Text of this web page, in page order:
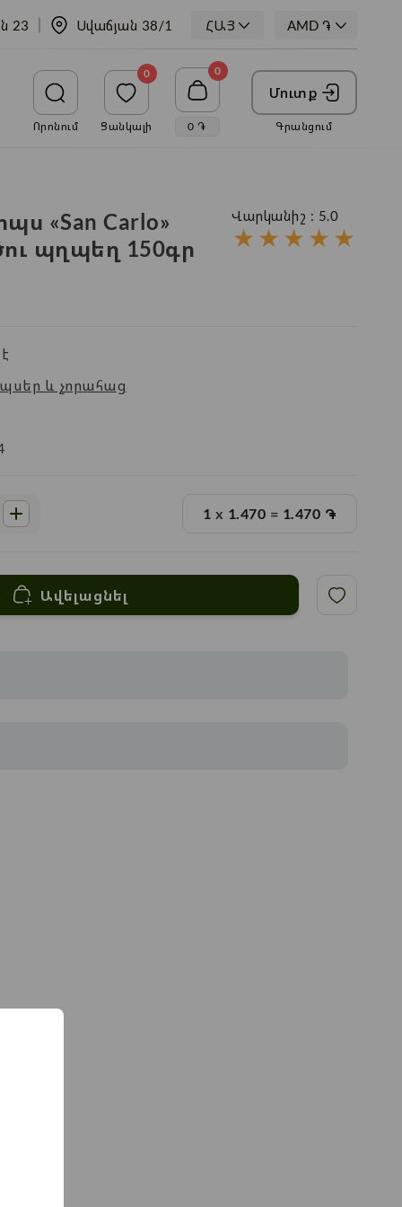
23 Սվաճյան 38/1 ՀԱՅ
Որոնում
0
Ցանկալի
0
0 ֏
Մուտք
Գրանցում
«San Carlo»
պղպեղ 150գր
Վարկանիշ : 5.0
★
★
★
★
★
և չորահաց
1 x 1.470 = 1.470 ֏
Ավելացնել